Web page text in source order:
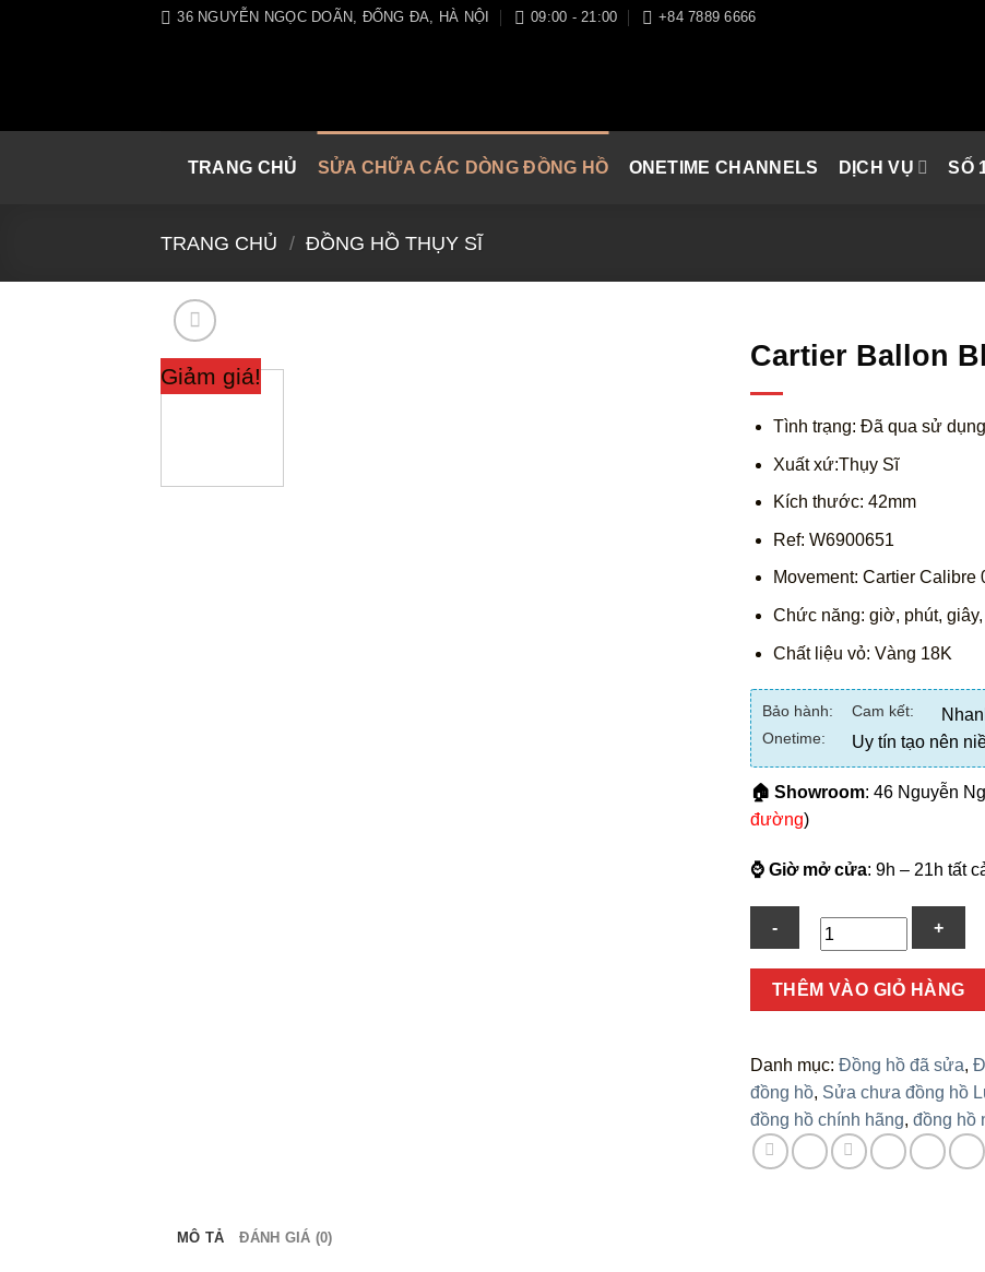
36 NGUYỄN NGỌC DOÃN, ĐỐNG ĐA, HÀ NỘI 09:00 - 21:00 +84 7889 6666
TRANG CHỦ SỬA CHỮA CÁC DÒNG ĐỒNG HỒ ONETIME CHANNELS DỊCH VỤ SỐ
TRANG CHỦ / ĐỒNG HỒ THỤY SĨ
Giảm giá!
Cartier Ballon
Tình trạng: Đã qua sử dụng
Xuất xứ:Thụy Sĩ
Kích thước: 42mm
Ref: W6900651
Movement: Cartier Calibre
Chức năng: giờ, phút,
Chất liệu vỏ: Vàng 18K
Bảo hành: Cam kết:
Onetime: Uy tín tạo nên
🏠 Showroom: 46 Nguyễn
đường)
⌚ Giờ mở cửa: 9h – 21h tất
THÊM VÀO GIỎ HÀNG
Danh mục: Đồng hồ đã sửa,
đồng hồ, Sửa chưa đồng hồ
đồng hồ chính hãng, đồng hồ
MÔ TẢ ĐÁNH GIÁ (0)